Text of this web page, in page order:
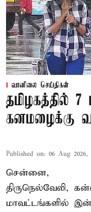
வானிலை செய்திகள்
தமிழகத்தில்
கனமழைக்கு
Published on: 06 Aug 2026,
சென்னை,
திருநெல்வேலி,
மாவட்டங்களில்